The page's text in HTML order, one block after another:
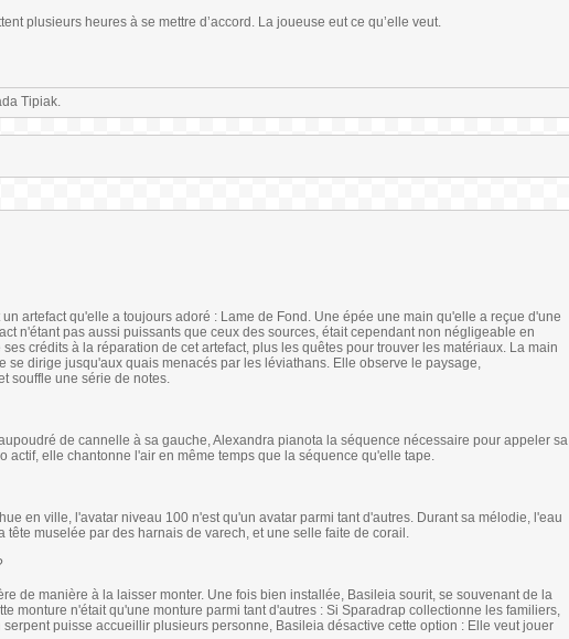
plusieurs heures à se mettre d’accord. La joueuse eut ce qu’elle veut.
Tipiak.
artefact qu'elle a toujours adoré : Lame de Fond. Une épée une main qu'elle a reçue d'une
n'étant pas aussi puissants que ceux des sources, était cependant non négligeable en
crédits à la réparation de cet artefact, plus les quêtes pour trouver les matériaux. La main
se dirige jusqu'aux quais menacés par les léviathans. Elle observe le paysage,
souffle une série de notes.
de cannelle à sa gauche, Alexandra pianota la séquence nécessaire pour appeler sa
actif, elle chantonne l'air en même temps que la séquence qu'elle tape.
en ville, l'avatar niveau 100 n'est qu'un avatar parmi tant d'autres. Durant sa mélodie, l'eau
tête muselée par des harnais de varech, et une selle faite de corail.
de manière à la laisser monter. Une fois bien installée, Basileia sourit, se souvenant de la
monture n'était qu'une monture parmi tant d'autres : Si Sparadrap collectionne les familiers,
puisse accueillir plusieurs personne, Basileia désactive cette option : Elle veut jouer